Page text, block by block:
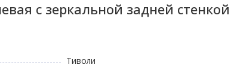
с зеркальной задней
Тиволи